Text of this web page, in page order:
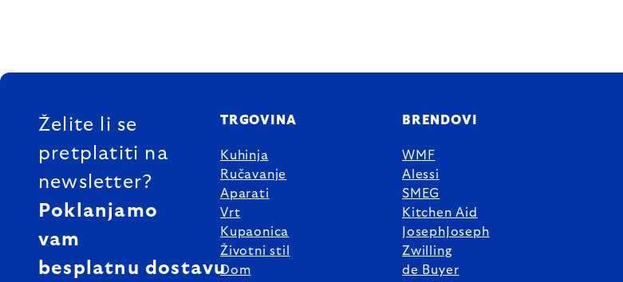
FOOTER
Želite li se
pretplatiti na
newsletter?
Poklanjamo
vam
besplatnu dostavu
TRGOVINA
Kuhinja
Ručavanje
Aparati
Vrt
Kupaonica
Životni stil
Dom
BRENDOVI
WMF
Alessi
SMEG
Kitchen Aid
JosephJoseph
Zwilling
de Buyer